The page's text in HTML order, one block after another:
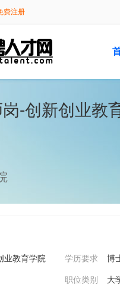
费注册
-创新创业教
业教育学院 学历要求 博
职位类别 大